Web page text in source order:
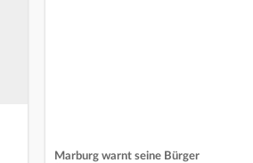
Marburg warnt seine Bürger